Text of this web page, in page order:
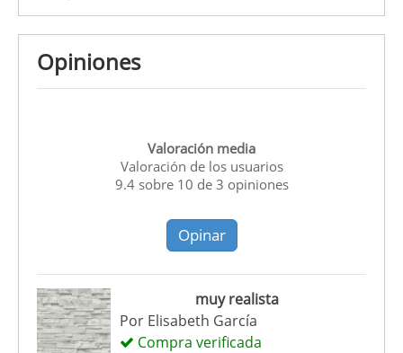
Opiniones
Valoración media
Valoración de los usuarios
9.4sobre 10 de 3 opiniones
Opinar
muy realista
Por Elisabeth García
Compra verificada